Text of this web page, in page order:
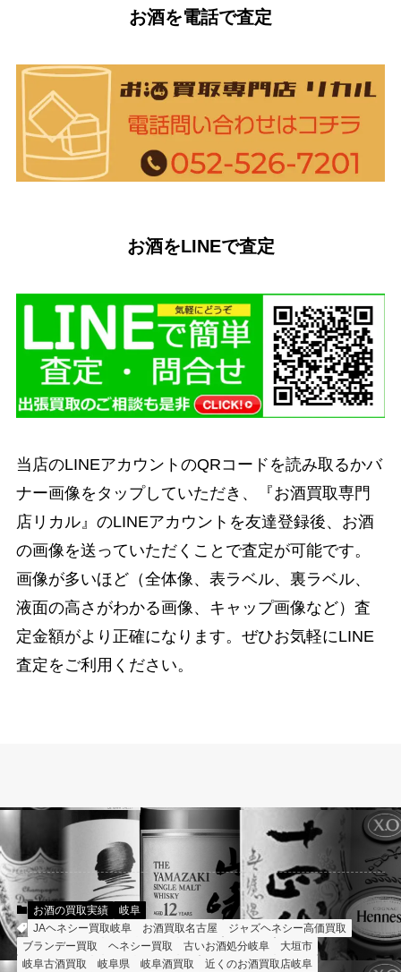
お酒を電話で査定
お酒をLINEで査定
当店のLINEアカウントのQRコードを読み取るかバ
ナー画像をタップしていただき、『お酒買取専門
店リカル』のLINEアカウントを友達登録後、お酒
の画像を送っていただくことで査定が可能です。
画像が多いほど（全体像、表ラベル、裏ラベル、
液面の高さがわかる画像、キャップ画像など）査
定金額がより正確になります。ぜひお気軽にLINE
査定をご利用ください。
お酒の買取実績
岐阜
JAヘネシー買取岐阜
お酒買取名古屋
ジャズヘネシー高価買取
ブランデー買取
ヘネシー買取 古いお酒処分岐阜
大垣市
岐阜古酒買取
岐阜県 岐阜酒買取
近くのお酒買取店岐阜